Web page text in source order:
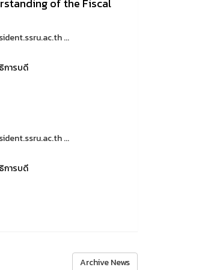
...
การบดี
...
การบดี
Archive News